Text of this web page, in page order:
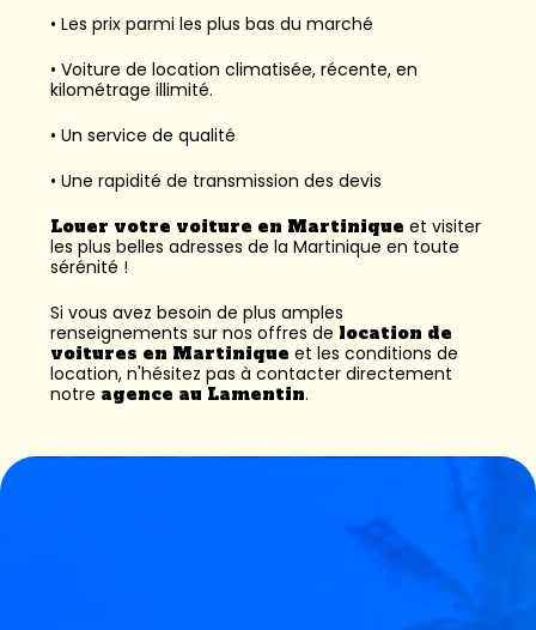
• Les prix parmi les plus bas du marché
• Voiture de location climatisée, récente, en
kilométrage illimité.
• Un service de qualité
• Une rapidité de transmission des devis
Louer votre voiture en Martinique et visiter
les plus belles adresses de la Martinique en toute
sérénité !
Si vous avez besoin de plus amples
renseignements sur nos offres de location de
voitures en Martinique et les conditions de
location, n'hésitez pas à contacter directement
notre agence au Lamentin.